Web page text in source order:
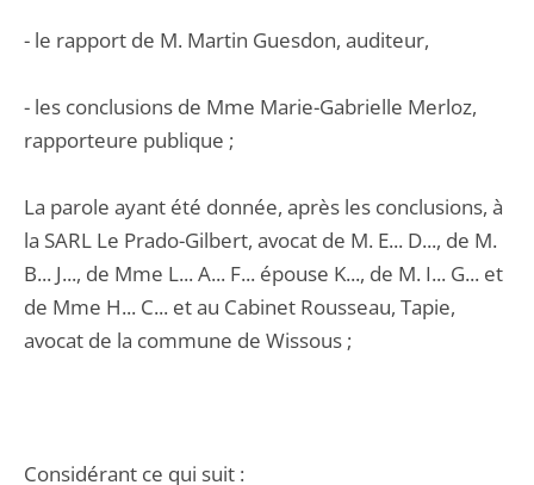
- le rapport de M. Martin Guesdon, auditeur,
- les conclusions de Mme Marie-Gabrielle Merloz,
rapporteure publique ;
La parole ayant été donnée, après les conclusions, à
la SARL Le Prado-Gilbert, avocat de M. E... D..., de M.
B... J..., de Mme L... A... F... épouse K..., de M. I... G... et
de Mme H... C... et au Cabinet Rousseau, Tapie,
avocat de la commune de Wissous ;
Considérant ce qui suit :